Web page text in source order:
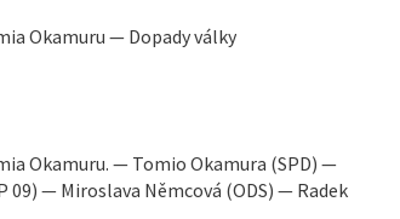
Okamuru — Dopady války
Okamuru. — Tomio Okamura (SPD) —
09) — Miroslava Němcová (ODS) — Radek